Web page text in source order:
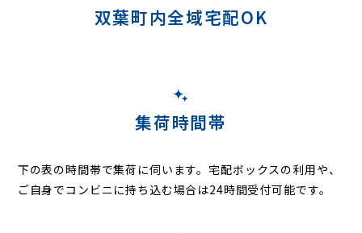
双葉町内全域宅配OK
集荷時間帯
下の表の時間帯で集荷に伺います。宅配ボックスの利用や、
ご自身でコンビニに持ち込む場合は24時間受付可能です。